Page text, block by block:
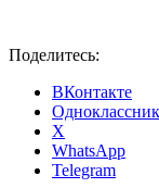
Поделитесь:
ВКонтакте
X
WhatsApp
Telegram